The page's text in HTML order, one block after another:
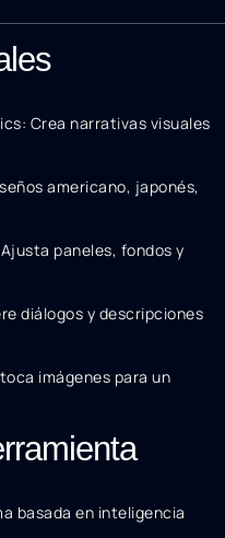
Crea narrativas visuales
americano, japonés,
paneles, fondos y
diálogos y descripciones
imágenes para un
basada en inteligencia